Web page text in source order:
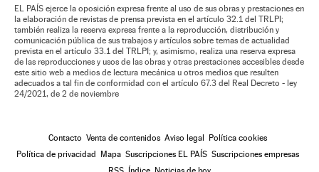
EL PAÍS ejerce la oposición expresa frente al uso de sus obras y prestaciones en
la elaboración de revistas de prensa prevista en el artículo 32.1 del TRLPI;
también realiza la reserva expresa frente a la reproducción, distribución y
comunicación pública de sus trabajos y artículos sobre temas de actualidad
prevista en el artículo 33.1 del TRLPI; y, asimismo, realiza una reserva expresa
de las reproducciones y usos de las obras y otras prestaciones accesibles desde
este sitio web a medios de lectura mecánica u otros medios que resulten
adecuados a tal fin de conformidad con el artículo 67.3 del Real Decreto - ley
24/2021, de 2 de noviembre
Contacto Venta de contenidos Aviso legal
Política cookies
Política de privacidad
Mapa Suscripciones EL PAÍS Suscripciones empresas